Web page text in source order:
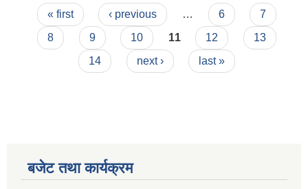
Pages
« first ‹ previous … 6
7
8
9 10 11 12
13
14
next › last »
बजेट तथा कार्यक्रम